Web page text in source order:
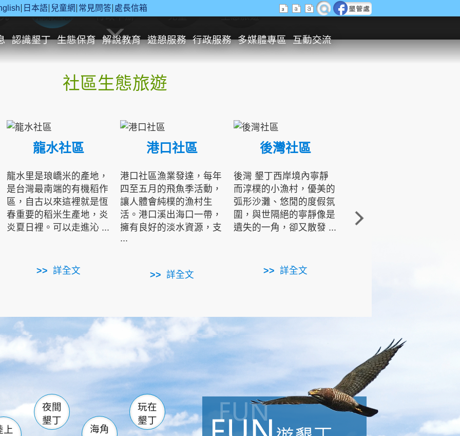
日本語 兒童網 常見問答 處長信箱
認識墾丁 生態保育 解說教育 遊憩服務 行政服務 多媒體專區 互動交流
休閒遊憩 行政申辦 兒童 生態旅遊
社區生態旅遊
龍水社區
龍水里是琅嶠米的產地，
是台灣最南端的有機稻作
區，自古以來這裡就是恆
春重要的稻米生產地，炎
炎夏日裡。可以走進沁 ...
詳全文
港口社區
港口社區漁業發達，每年
四至五月的飛魚季活動，
讓人體會純樸的漁村生
活。港口溪出海口一帶，
擁有良好的淡水資源，支
...
詳全文
後灣社區
後灣 墾丁西岸境內寧靜
而淳樸的小漁村，優美的
弧形沙灘、悠閒的度假氛
圍，與世隔絕的寧靜像是
遺失的一角，卻又散發 ...
詳全文
角的端點，冬季海浪拍打
著礁岸，旺盛的侵蝕作
南仁湖
滿州 佳樂水
森林遊樂區
墾管處遊客中心
社頂公園 風吹沙
船帆石 龍磐公園
香蕉灣 龍坑
鵝鑾鼻
上
夜間
墾丁
海角
玩在
墾丁